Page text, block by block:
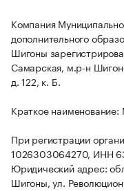
Компания
дополнительного
Шигоны
Самарская, м.р-н
д. 122, к. Б.
Краткое
При регистрации
1026303064270, ИНН
Юридический адрес:
Шигоны, ул.